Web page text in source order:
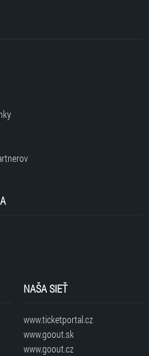
NAŠA SIEŤ
www.ticketportal.cz
www.goout.sk
www.goout.cz